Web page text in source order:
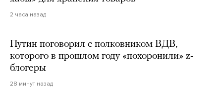
2 часа назад
Путин поговорил с полковником ВДВ,
которого в прошлом году «похоронили» z-
блогеры
28 минут назад